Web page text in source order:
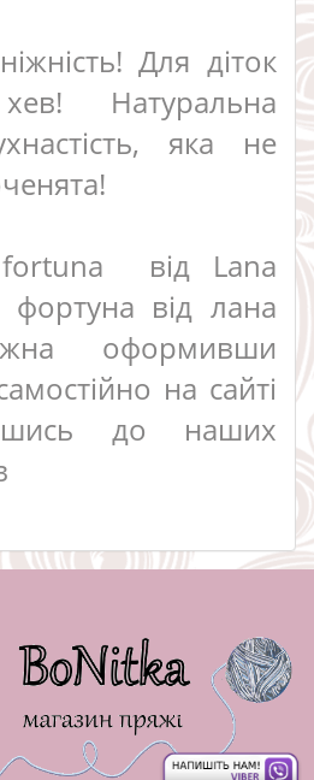
Для діток
Натуральна
яка не
від Lana
фортуна від лана
оформивши
на сайті
до наших